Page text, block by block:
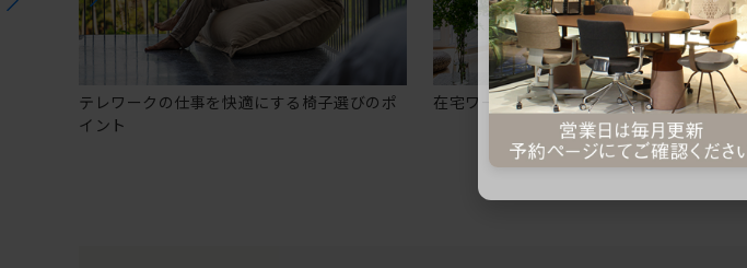
テレワークの仕事を快適にする椅子選びのポ
イント
在宅ワークにおすすめのオフィスチェア5選